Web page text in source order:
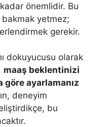
önemlidir. Bu
yetmez;
gerekir.
dokuyucusu olarak
maaş beklentinizi
göre ayarlamanız
deneyim
bu